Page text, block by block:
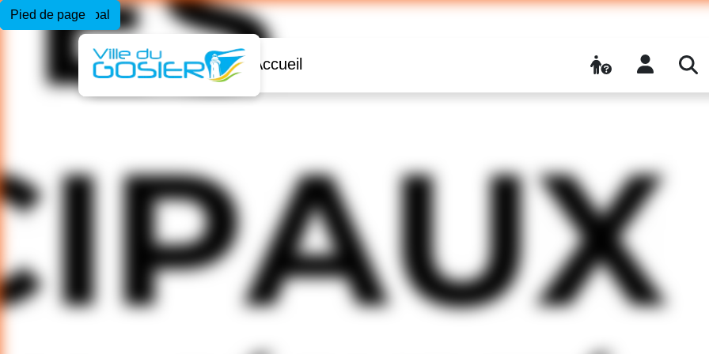
Menu principal
Contenu principal
Pied de page
Accueil